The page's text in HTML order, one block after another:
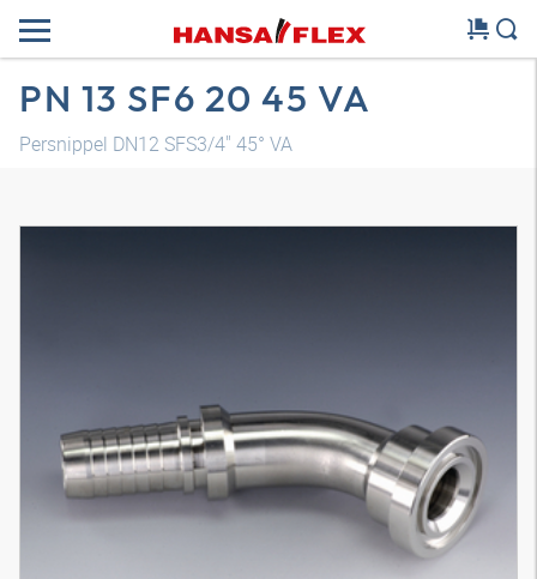
PN 13 SF6 20 45 VA
Persnippel DN12 SFS3/4" 45° VA